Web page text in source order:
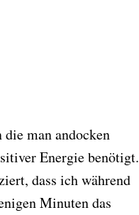
man andocken
Energie benötigt.
dass ich während
Minuten das